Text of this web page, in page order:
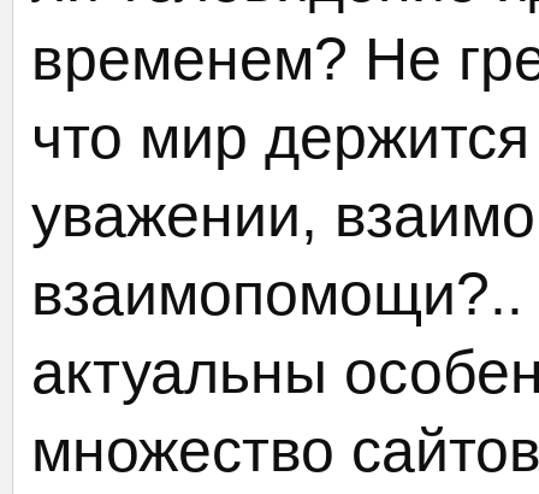
временем? Не
что мир
уважении,
актуальны
множество